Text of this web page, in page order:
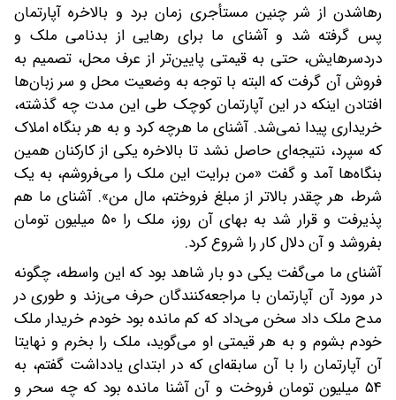
رهاشدن از شر چنین مستأجری زمان برد و بالاخره آپارتمان
پس گرفته شد و آشنای ما برای رهایی از بدنامی ملک و
دردسرهایش، حتی به قیمتی پایین‌تر از عرف محل، تصمیم به
فروش آن گرفت که البته با توجه به وضعیت محل و سر زبان‌ها
افتادن اینکه در این آپارتمان کوچک‌ طی این مدت چه گذشته،
خریداری پیدا نمی‌شد. آشنای ما هرچه کرد و به هر بنگاه املاک
که سپرد، نتیجه‌ای حاصل نشد تا بالاخره‌ یکی از کارکنان همین
بنگاه‌ها آمد و گفت «من برایت‌ این ملک را می‌فروشم، به یک
شرط، هر چقدر بالاتر از مبلغ فروختم، مال من». آشنای ما هم
پذیرفت و قرار شد به بهای آن روز، ملک را ۵۰ میلیون تومان
بفروشد و آن دلال‌ کار را شروع کرد.
آشنای ما می‌گفت یکی دو بار شاهد بود که این واسطه، چگونه
در مورد آن آپارتمان با مراجعه‌کنندگان حرف می‌زند و طوری در
مدح ملک داد سخن می‌داد که کم مانده بود خودم خریدار ملک
خودم بشوم و به هر قیمتی او می‌گوید، ملک را بخرم و نهایتا
آن آپارتمان را با آن سابقه‌ای که در ابتدای یادداشت گفتم، به
۵۴ میلیون تومان فروخت و آن آشنا مانده بود که چه سحر و